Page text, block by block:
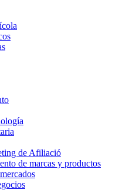
de Afiliació
de marcas y productos